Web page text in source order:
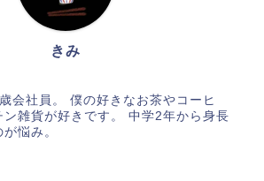
きみ
会社員。 僕の好きなお茶やコーヒ
ン雑貨が好きです。 中学2年から身長
悩み。